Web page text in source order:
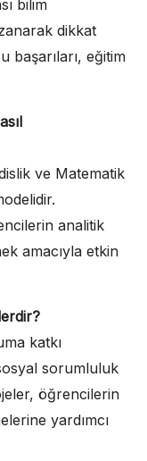
bilim
dikkat
başarıları, eğitim
ve Matematik
analitik
amacıyla etkin
katkı
sorumluluk
öğrencilerin
yardımcı